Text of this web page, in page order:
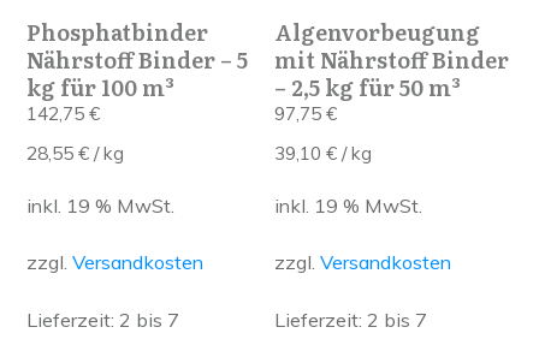
Phosphatbinder
Nährstoff Binder – 5
kg für 100 m³
142,75 €
28,55 € /kg
inkl. 19 % MwSt.
zzgl. Versandkosten
Lieferzeit: 2 bis 7
Algenvorbeugung
mit Nährstoff Binder
– 2,5 kg für 50 m³
97,75€
39,10€ /kg
inkl. 19 % MwSt.
zzgl.Versandkosten
Lieferzeit: 2 bis 7